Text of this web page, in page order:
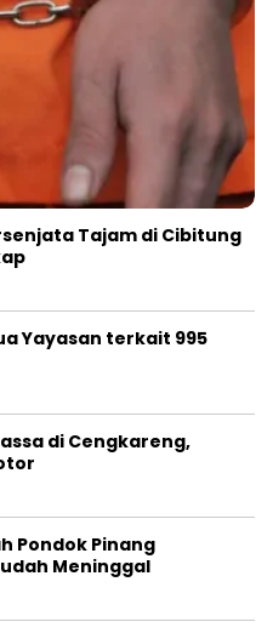
Tajam di Cibitung
Yayasan terkait 995
di Cengkareng,
Pondok Pinang
Meninggal